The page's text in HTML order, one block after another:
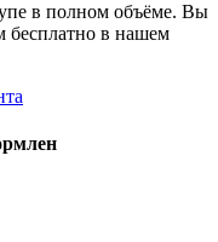
в полном объёме. Вы
бесплатно в нашем